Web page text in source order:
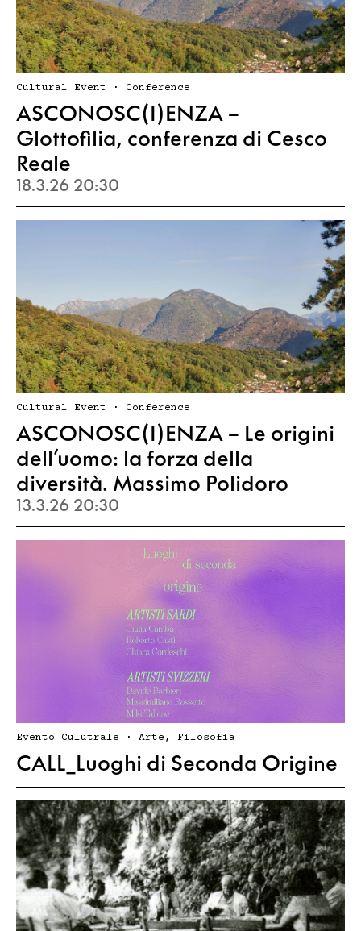
Cultural Event · Conference
ASCONOSC(I)ENZA –
Glottofilia, conferenza di Cesco
Reale
18.3.26 20:30
Cultural Event · Conference
ASCONOSC(I)ENZA – Le origini
dell’uomo: la forza della
diversità. Massimo Polidoro
13.3.26 20:30
Evento Culutrale · Arte, Filosofia
CALL_Luoghi di Seconda Origine